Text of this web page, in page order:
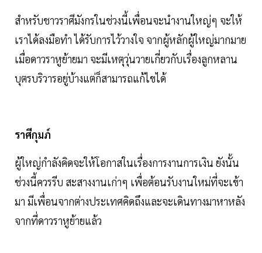
สำหรับชาวราศีมังกรในช่วงนี้เพื่อนจะนำงานใหญ่ๆ จะให้
เราได้ลงมือทำ ได้รับการไว้วางใจ จากผู้หลักผู้ใหญ่มากมาย
เมื่อดาวราหูย้ายมา จะมีเหตุวุ่นวายเกี่ยวกับเรื่องลูกหลาน
บุตรบริวารอยู่บ้างแต่ก็สามารถแก้ไขได้
ราศีกุมภ์
ผู้ใหญ่กำลังคิดจะให้โอกาสในเรื่องการงานการเงิน ยังนั้น
ช่วงนี้ควรรีบ สะสางงานเก่าๆ เพื่อต้อนรับงานใหม่ที่จะเข้า
มา มีเพื่อนจากต่างประเทศคิดถึงและจะเดินทางมาหาหลัง
จากที่ดาวราหูย้ายแล้ว